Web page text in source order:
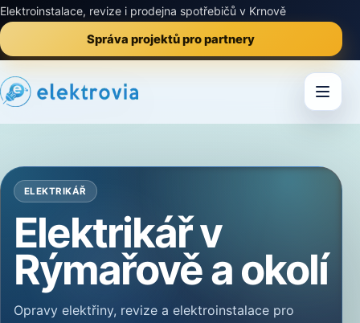
Elektroinstalace, revize i prodejna spotřebičů v Krnově
Správa projektů pro partnery
ELEKTRIKÁŘ
Elektrikář v
Rýmařově a okolí
Opravy elektřiny, revize a elektroinstalace pro